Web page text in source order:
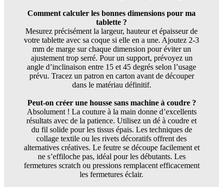
Comment calculer les bonnes dimensions pour ma
tablette ?
Mesurez précisément la largeur, hauteur et épaisseur de
votre tablette avec sa coque si elle en a une. Ajoutez 2-3
mm de marge sur chaque dimension pour éviter un
ajustement trop serré. Pour un support, prévoyez un
angle d’inclinaison entre 15 et 45 degrés selon l’usage
prévu. Tracez un patron en carton avant de découper
dans le matériau définitif.
Peut-on créer une housse sans machine à coudre ?
Absolument ! La couture à la main donne d’excellents
résultats avec de la patience. Utilisez un dé à coudre et
du fil solide pour les tissus épais. Les techniques de
collage textile ou les rivets décoratifs offrent des
alternatives créatives. Le feutre se découpe facilement et
ne s’effiloche pas, idéal pour les débutants. Les
fermetures scratch ou pressions remplacent efficacement
les fermetures éclair.